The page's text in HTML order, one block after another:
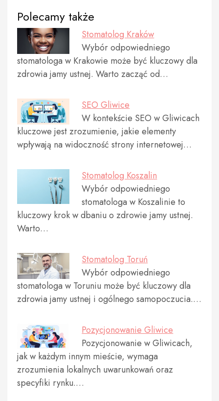
Polecamy także
Stomatolog Kraków
Wybór odpowiedniego
stomatologa w Krakowie może być kluczowy dla
zdrowia jamy ustnej. Warto zacząć od…
SEO Gliwice
W kontekście SEO w Gliwicach
kluczowe jest zrozumienie, jakie elementy
wpływają na widoczność strony internetowej…
Stomatolog Koszalin
Wybór odpowiedniego
stomatologa w Koszalinie to
kluczowy krok w dbaniu o zdrowie jamy ustnej.
Warto…
Stomatolog Toruń
Wybór odpowiedniego
stomatologa w Toruniu może być kluczowy dla
zdrowia jamy ustnej i ogólnego samopoczucia.…
Pozycjonowanie Gliwice
Pozycjonowanie w Gliwicach,
jak w każdym innym mieście, wymaga
zrozumienia lokalnych uwarunkowań oraz
specyfiki rynku.…